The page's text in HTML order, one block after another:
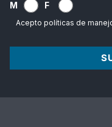
M
F
Acepto políticas de